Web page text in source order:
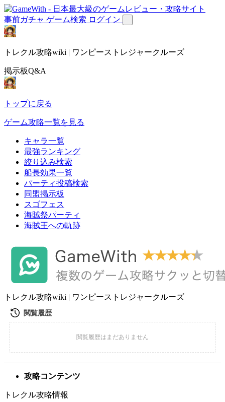
事前ガチャ ゲーム検索 ログイン
トレクル攻略wiki | ワンピーストレジャークルーズ
掲示板Q&A
トップに戻る
ゲーム攻略一覧を見る
キャラ一覧
最強ランキング
絞り込み検索
船長効果一覧
パーティ投稿検索
同盟掲示板
スゴフェス
海賊祭パーティ
海賊王への軌跡
トレクル攻略wiki | ワンピーストレジャークルーズ
攻略コンテンツ
トレクル攻略情報